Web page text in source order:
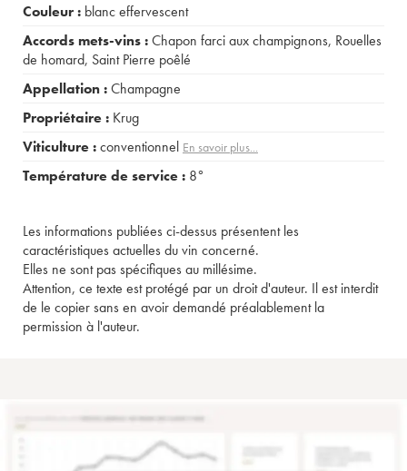
Couleur : blanc effervescent
Accords mets-vins :Chapon farci aux champignons, Rouelles
de homard, Saint Pierre poêlé
Appellation :Champagne
Propriétaire : Krug
Viticulture :conventionnel En savoir plus...
Température de service : 8°
Les informations publiées ci-dessus présentent les
caractéristiques actuelles du vin concerné.
Elles ne sont pas spécifiques au millésime.
Attention, ce texte est protégé par un droit d'auteur. Il est interdit
de le copier sans en avoir demandé préalablement la
permission à l'auteur.